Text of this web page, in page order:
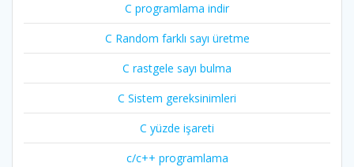
C programlama indir
C Random farklı sayı üretme
C rastgele sayı bulma
C Sistem gereksinimleri
C yüzde işareti
c/c++ programlama